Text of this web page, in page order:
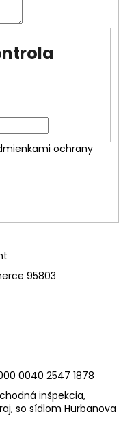
ochrany
95803
0040 2547 1878
inšpekcia,
so sídlom Hurbanova